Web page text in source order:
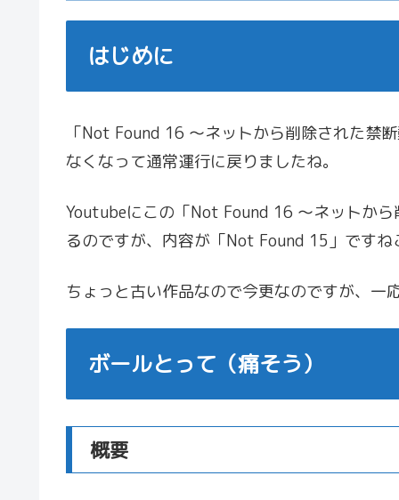
はじめに
「Not Found 16 ～ネットから削除された禁
なくなって通常運行に戻りましたね。
Youtubeにこの「Not Found 16 ～ネットか
るのですが、内容が「Not Found 15」です
ちょっと古い作品なので今更なのですが、一
ボールとって（痛そう）
概要